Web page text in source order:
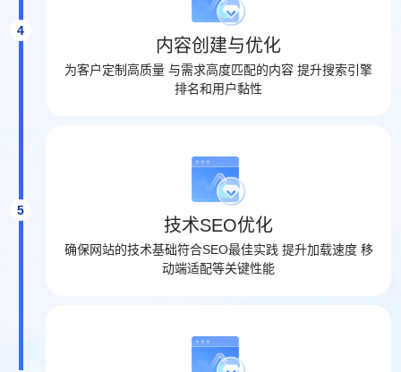
内容创建与优化
为客户定制高质量 与需求高度匹配的内容 提升搜索引擎
排名和用户黏性
4
技术SEO优化
确保网站的技术基础符合SEO最佳实践 提升加载速度 移
动端适配等关键性能
5